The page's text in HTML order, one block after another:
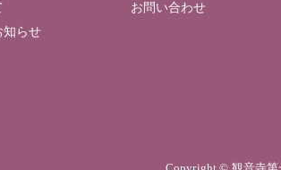
知らせ
お問い合わせ